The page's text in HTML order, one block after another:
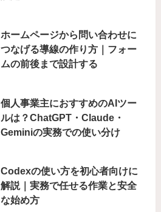
ホームページから問い合わせに
つなげる導線の作り方｜フォー
ムの前後まで設計する
個人事業主におすすめのAIツー
ルは？ChatGPT・Claude・
Geminiの実務での使い分け
Codexの使い方を初心者向けに
解説｜実務で任せる作業と安全
な始め方